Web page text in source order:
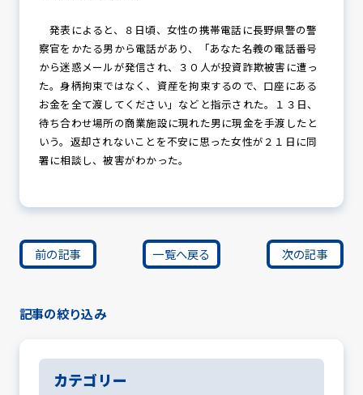
防犯対策情報
防犯協力会について
発表によると、８日頃、女性の携帯電話に長野県警の警
察官をかたる男から電話があり、「あなた名義の電話番号
から迷惑メールが発信され、３０人が投資詐欺被害に遭っ
た。身柄拘束ではなく、資産を拘束するので、口座にある
お金を全て渡してください」などと指示された。１３日、
待ち合わせ場所の商業施設に現れた男に現金を手渡したと
いう。返却されないことを不安に思った女性が２１日に同
署に相談し、被害がわかった。
前の記事 一覧へ戻る 次の記事
記事の絞り込み
カテゴリー